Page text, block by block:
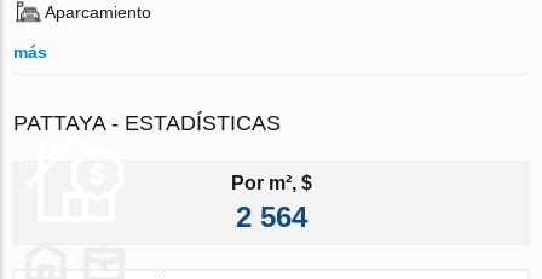
Aparcamiento
más
PATTAYA - ESTADÍSTICAS
Por m², $
2 564